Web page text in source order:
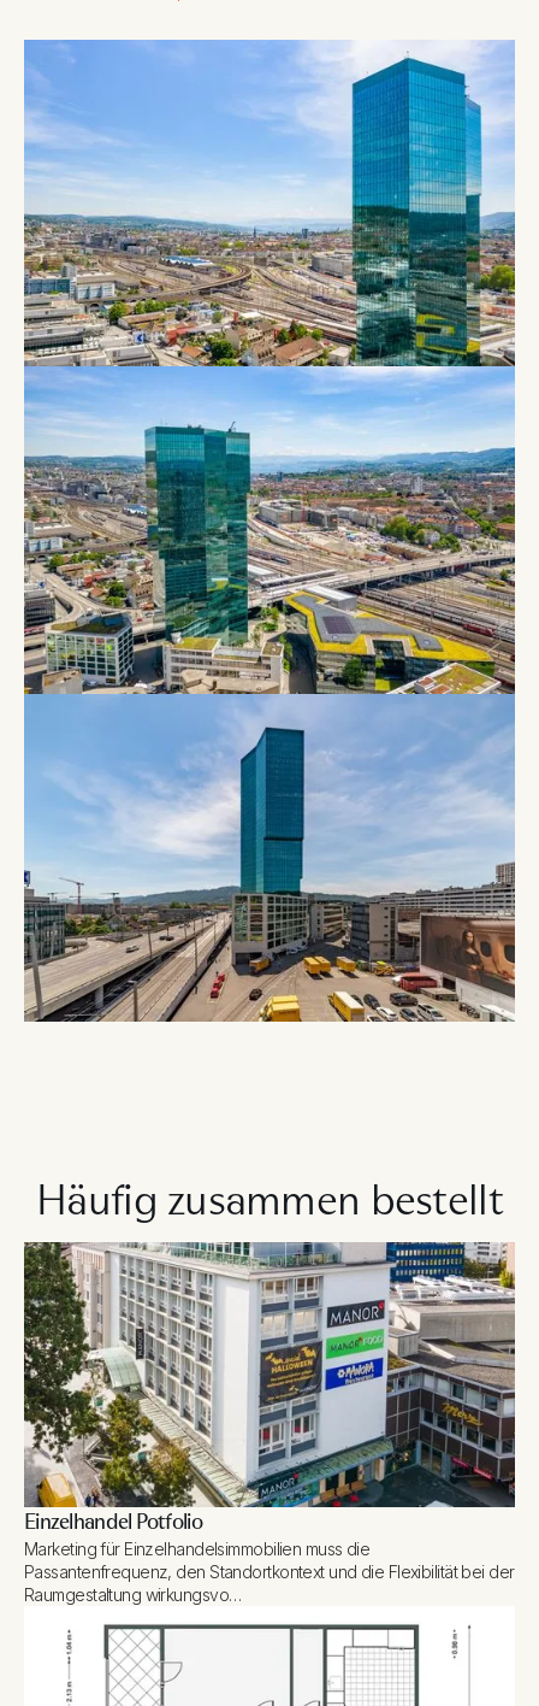
Häufig zusammen bestellt
Einzelhandel Potfolio
Marketing für Einzelhandelsimmobilien muss die
Passantenfrequenz, den Standortkontext und die Flexibilität bei der
Raumgestaltung wirkungsvo…